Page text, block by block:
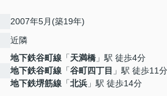
2007年5月(築19年)
近隣
地下鉄谷町線 「天満橋 」駅 徒歩4分
地下鉄谷町線 「谷町四丁目 」駅 徒歩11分
地下鉄堺筋線 「北浜 」駅 徒歩14分